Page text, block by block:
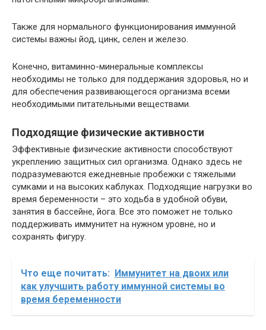
Также для нормального функционирования иммунной
системы важны йод, цинк, селен и железо.
Конечно, витаминно-минеральные комплексы
необходимы не только для поддержания здоровья, но и
для обеспечения развивающегося организма всеми
необходимыми питательными веществами.
Подходящие физические активности
Эффективные физические активности способствуют
укреплению защитных сил организма. Однако здесь не
подразумеваются ежедневные пробежки с тяжелыми
сумками и на высоких каблуках. Подходящие нагрузки во
время беременности – это ходьба в удобной обуви,
занятия в бассейне, йога. Все это поможет не только
поддерживать иммунитет на нужном уровне, но и
сохранять фигуру.
Что еще почитать: Иммунитет на двоих или
как улучшить работу иммунной системы во
время беременности